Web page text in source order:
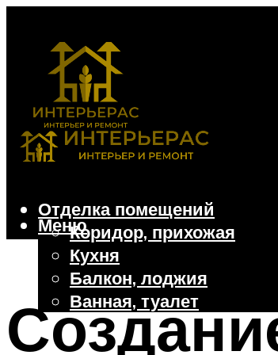
Отделка помещений
Коридор, прихожая
Кухня
Балкон, лоджия
Ванная, туалет
Дачные и частные дома
Отделочные материалы
Меню